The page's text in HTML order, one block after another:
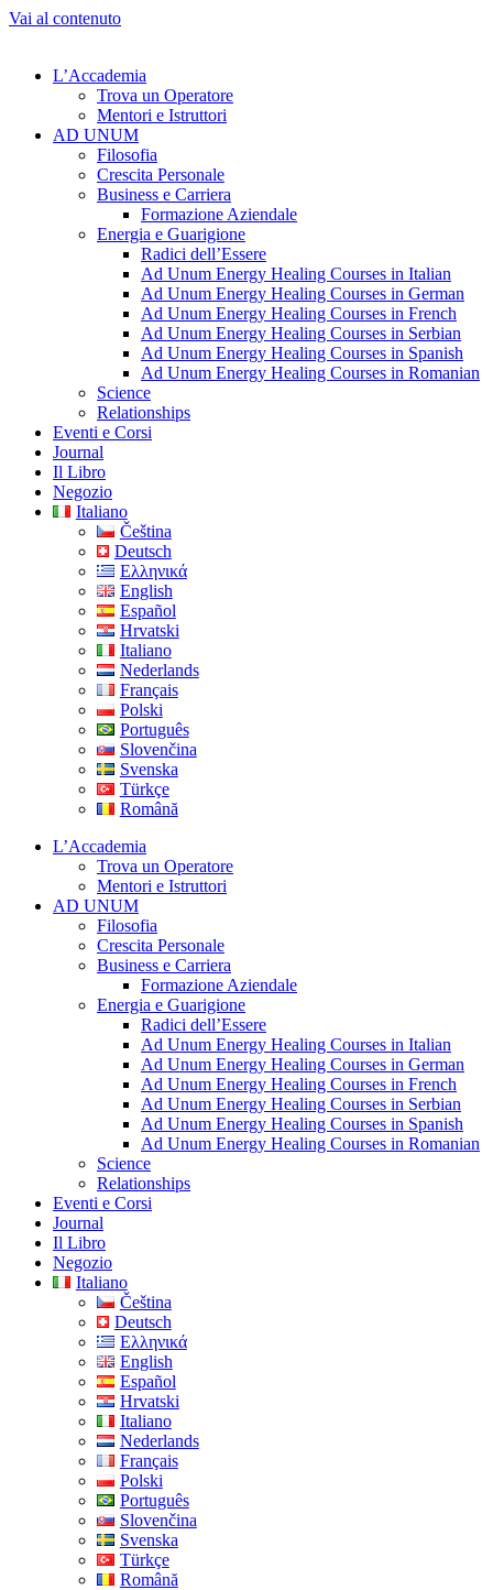
Vai al contenuto
L’Accademia
Trova un Operatore
Mentori e Istruttori
AD UNUM
Filosofia
Crescita Personale
Business e Carriera
Formazione Aziendale
Energia e Guarigione
Radici dell’Essere
Ad Unum Energy Healing Courses in Italian
Ad Unum Energy Healing Courses in German
Ad Unum Energy Healing Courses in French
Ad Unum Energy Healing Courses in Serbian
Ad Unum Energy Healing Courses in Spanish
Ad Unum Energy Healing Courses in Romanian
Science
Relationships
Eventi e Corsi
Journal
Il Libro
Negozio
Italiano
Čeština
Deutsch
Ελληνικά
English
Español
Hrvatski
Italiano
Nederlands
Français
Polski
Português
Slovenčina
Svenska
Türkçe
Română
L’Accademia
Trova un Operatore
Mentori e Istruttori
AD UNUM
Filosofia
Crescita Personale
Business e Carriera
Formazione Aziendale
Energia e Guarigione
Radici dell’Essere
Ad Unum Energy Healing Courses in Italian
Ad Unum Energy Healing Courses in German
Ad Unum Energy Healing Courses in French
Ad Unum Energy Healing Courses in Serbian
Ad Unum Energy Healing Courses in Spanish
Ad Unum Energy Healing Courses in Romanian
Science
Relationships
Eventi e Corsi
Journal
Il Libro
Negozio
Italiano
Čeština
Deutsch
Ελληνικά
English
Español
Hrvatski
Italiano
Nederlands
Français
Polski
Português
Slovenčina
Svenska
Türkçe
Română